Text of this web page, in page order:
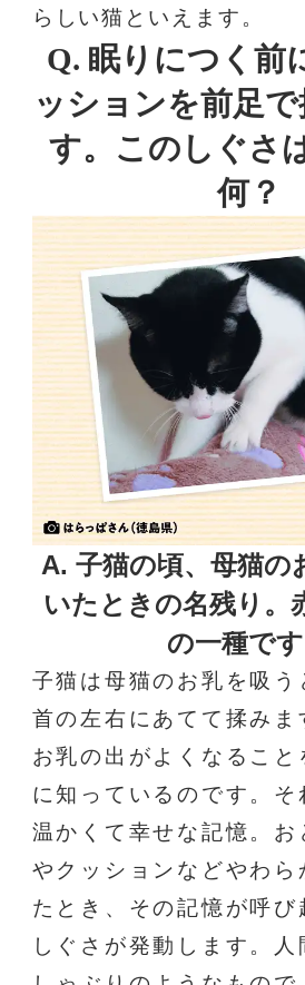
らしい猫といえます。
Q. 眠りにつく前
ッションを前足
す。このしぐさ
何？
A. 子猫の頃、母猫の
いたときの名残り。
の一種です
子猫は母猫のお乳を吸う
首の左右にあてて揉みま
お乳の出がよくなること
に知っているのです。そ
温かくて幸せな記憶。お
やクッションなどやわら
たとき、その記憶が呼び
しぐさが発動します。人